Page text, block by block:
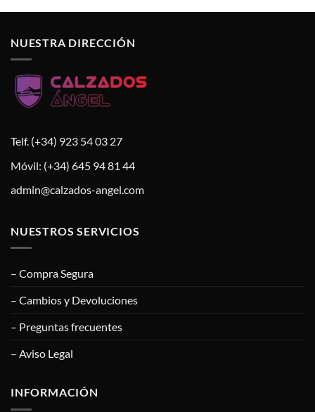
NUESTRA DIRECCIÓN
Telf. (+34) 923 54 03 27
Móvil: (+34) 645 94 81 44
admin@calzados-angel.com
NUESTROS SERVICIOS
– Compra Segura
– Cambios y Devoluciones
– Preguntas frecuentes
– Aviso Legal
INFORMACIÓN